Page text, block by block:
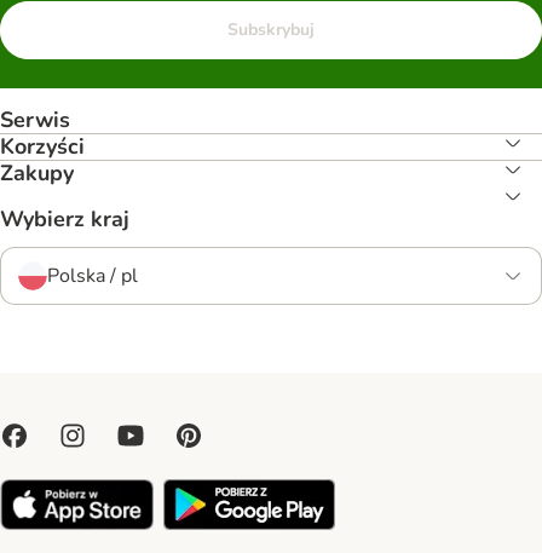
Subskrybuj
Serwis
Korzyści
Zakupy
Wybierz kraj
Polska / pl